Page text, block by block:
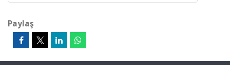
Paylaş